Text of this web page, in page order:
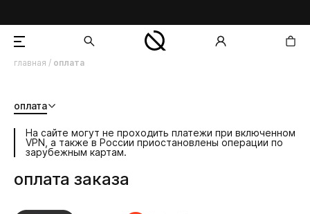
главная / оплата
оплата
На сайте могут не проходить платежи при включенном
VPN, а также в России приостановлены операции по
зарубежным картам.
оплата заказа